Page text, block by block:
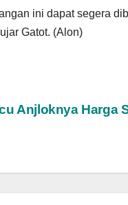
ini dapat segera
Gatot. (Alon)
Anjloknya Harga